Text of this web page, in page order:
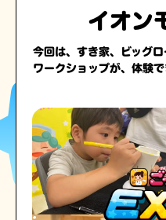
イオン
今回は、すき家、ビッグ
ワークショップが、体験で